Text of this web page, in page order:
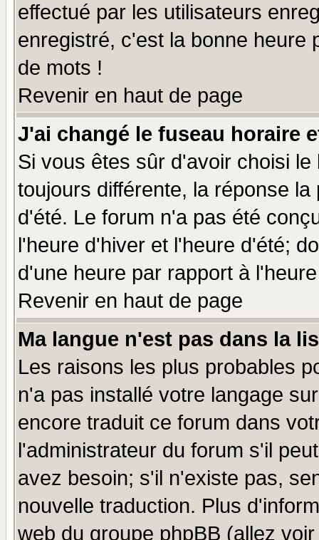
effectué par les utilisateurs
enregistré, c'est la bonne heure
de mots !
Revenir en haut de page
J'ai changé le fuseau horaire
Si vous êtes sûr d'avoir choisi
toujours différente, la réponse
d'été. Le forum n'a pas été
l'heure d'hiver et l'heure d'été;
d'une heure par rapport à
Revenir en haut de page
Ma langue n'est pas dans la
Les raisons les plus probables
n'a pas installé votre langage
encore traduit ce forum dans
l'administrateur du forum s'il
avez besoin; s'il n'existe pas,
nouvelle traduction. Plus
web du groupe phpBB (allez